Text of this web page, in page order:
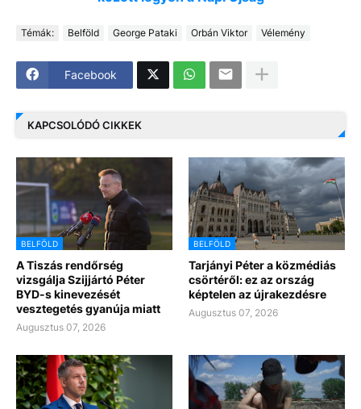
Témák: Belföld George Pataki Orbán Viktor Vélemény
Facebook
KAPCSOLÓDÓ CIKKEK
BELFÖLD
A Tiszás rendőrség
vizsgálja Szijjártó Péter
BYD-s kinevezését
vesztegetés gyanúja miatt
Augusztus 07, 2026
BELFÖLD
Tarjányi Péter a közmédiás
csörtéről: ez az ország
képtelen az újrakezdésre
Augusztus 07, 2026